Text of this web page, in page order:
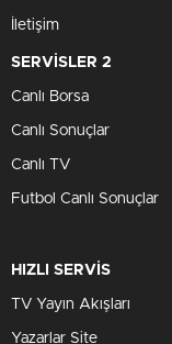
İletişim
SERVİSLER 2
Canlı Borsa
Canlı Sonuçlar
Canlı TV
Futbol Canlı Sonuçlar
HIZLI SERVİS
TV Yayın Akışları
Yazarlar Site